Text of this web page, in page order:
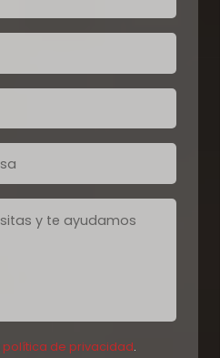
política de privacidad.